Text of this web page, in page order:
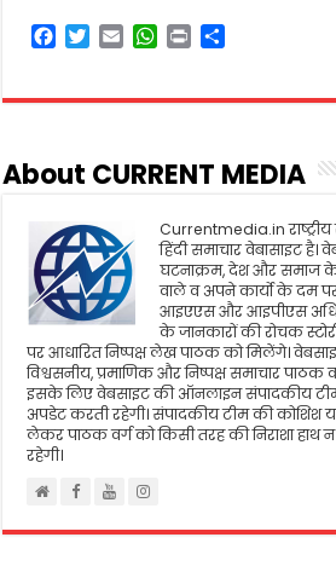
F
e
o
T
t
r
E
i
W
t
p
P
n
r
About CURRENT MEDIA
Currentmedia.in
हिंदी समाचार वेबासाइट है।
घटनाक्रम, देश और समाज
वाले व अपने कार्यो के दम
आइएएस और आइपीएस
के जानकारों की रोचक
पर आधारित निष्पक्ष लेख पाठक को मिलेंगे।
विश्वसनीय, प्रमाणिक और निष्पक्ष समाचार पाठक
इसके लिए वेबसाइट की ऑनलाइन संपादकीय
अपडेट करती रहेगी। संपादकीय टीम की कोशिश
लेकर पाठक वर्ग को किसी तरह की निराशा हाथ
रहेगी।